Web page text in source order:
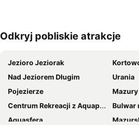
Powiększ mapę
Odkryj pobliskie atrakcje
Jezioro Jeziorak
Kortowo
Nad Jeziorem Długim
Urania
Pojezierze
Centrum Rekreacji z Aquapark
Bulwar
Aquasfera